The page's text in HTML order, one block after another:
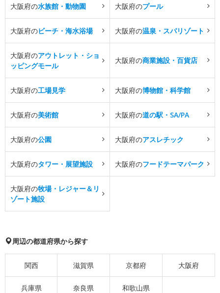
大阪府の水族館・動物園 大阪府のプール
大阪府のビーチ・海水浴場 大阪府の温泉・スパリゾート
大阪府のアウトレット・ショ
ッピングモール
大阪府の商業施設・百貨店
大阪府の工場見学 大阪府の博物館・科学館
大阪府の美術館 大阪府の道の駅・SA/PA
大阪府の公園 大阪府のアスレチック
大阪府のタワー・展望施設 大阪府のフードテーマパーク
大阪府の牧場・レジャー＆リ
ゾート施設
周辺の都道府県から探す
関西 滋賀県 京都府 大阪府
兵庫県 奈良県 和歌山県